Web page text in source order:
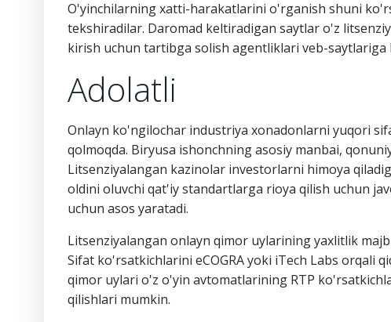
O'yinchilarning xatti-harakatlarini o'rganish shuni
tekshiradilar. Daromad keltiradigan saytlar o'z
kirish uchun tartibga solish agentliklari veb-saytlariga
Adolatli
Onlayn ko'ngilochar industriya xonadonlarni yuqori
qolmoqda. Biryusa ishonchning asosiy manbai,
Litsenziyalangan kazinolar investorlarni himoya
oldini oluvchi qat'iy standartlarga rioya qilish uchun
uchun asos yaratadi.
Litsenziyalangan onlayn qimor uylarining yaxlitlik
Sifat ko'rsatkichlarini eCOGRA yoki iTech Labs
qimor uylari o'z o'yin avtomatlarining RTP
qilishlari mumkin.